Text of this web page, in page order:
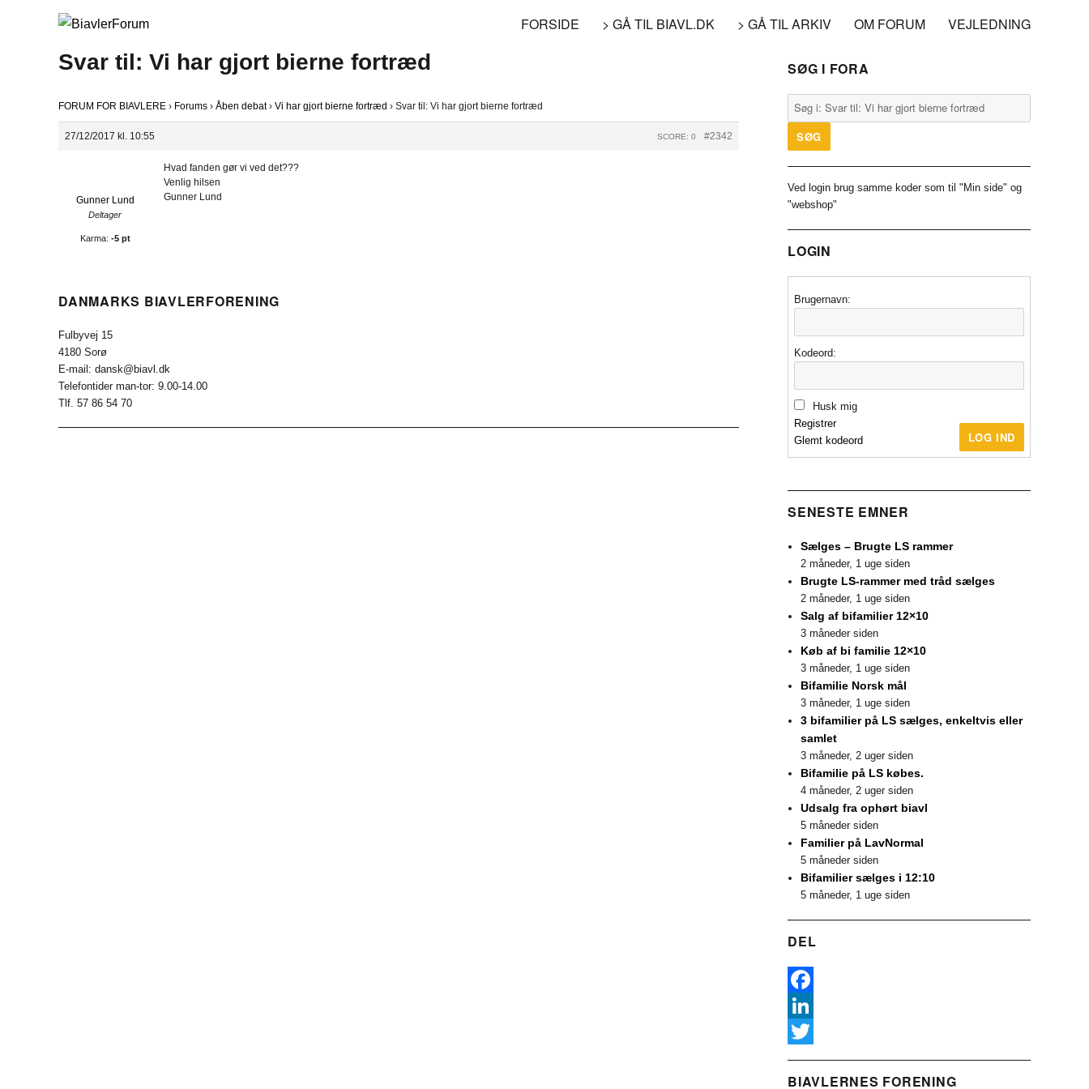
FORSIDE > GÅ TIL BIAVL.DK > GÅ TIL ARKIV OM FORUM VEJLEDNING
Svar til: Vi har gjort bierne fortræd
FORUM FOR BIAVLERE › Forums › Åben debat › Vi har gjort bierne fortræd › Svar til: Vi har gjort bierne fortræd
27/12/2017 kl. 10:55 #2342
SCORE: 0
Gunner Lund
Deltager
Karma: -5 pt
Hvad fanden gør vi ved det???
Venlig hilsen
Gunner Lund
DANMARKS BIAVLERFORENING
Fulbyvej 15
4180 Sorø
E-mail: dansk@biavl.dk
Telefontider man-tor: 9.00-14.00
Tlf. 57 86 54 70
SØG I FORA
Ved login brug samme koder som til "Min side" og
"webshop"
LOGIN
Brugernavn:
Kodeord:
Husk mig
LOG IND
Registrer
Glemt kodeord
SENESTE EMNER
Sælges – Brugte LS rammer
2 måneder, 1 uge siden
Brugte LS-rammer med tråd sælges
2 måneder, 1 uge siden
Salg af bifamilier 12×10
3 måneder siden
Køb af bi familie 12×10
3 måneder, 1 uge siden
Bifamilie Norsk mål
3 måneder, 1 uge siden
3 bifamilier på LS sælges, enkeltvis eller
samlet
3 måneder, 2 uger siden
Bifamilie på LS købes.
4 måneder, 2 uger siden
Udsalg fra ophørt biavl
5 måneder siden
Familier på LavNormal
5 måneder siden
Bifamilier sælges i 12:10
5 måneder, 1 uge siden
DEL
F
a
e
L
nw
BIAVLERNES FORENING